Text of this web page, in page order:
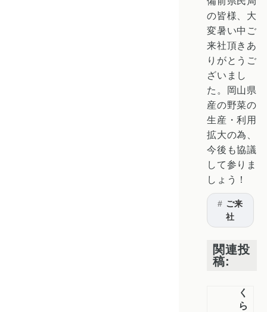
の皆様、大
変暑い中ご
来社頂きあ
りがとうご
ざいまし
た。岡山県
産の野菜の
生産・利用
拡大の為、
今後も協議
して参りま
しょう！
ご来
社
関連投
稿:
く
ら